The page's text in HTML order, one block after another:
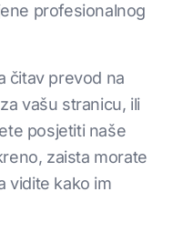
profesionalnog
čitav prevod na
vašu stranicu, ili
posjetiti naše
zaista morate
vidite kako im